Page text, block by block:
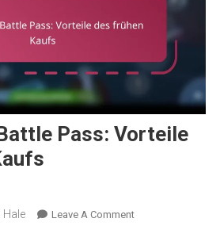
Pass: Vorteile
Hale Leave A CommentOn